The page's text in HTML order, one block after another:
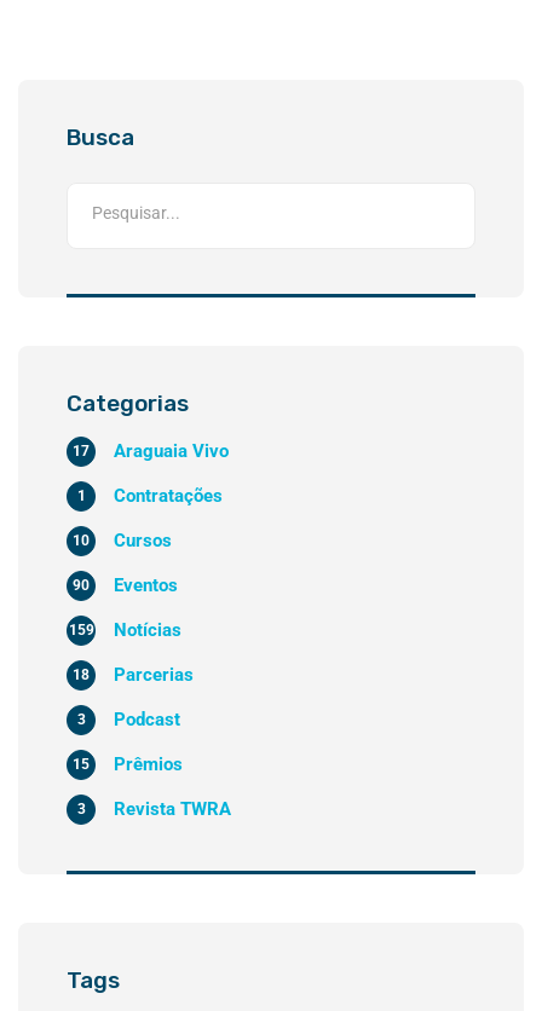
Busca
Categorias
Araguaia Vivo
17
Contratações
1
Cursos
10
Eventos
90
Notícias
159
Parcerias
18
Podcast
3
Prêmios
15
Revista TWRA
3
Tags